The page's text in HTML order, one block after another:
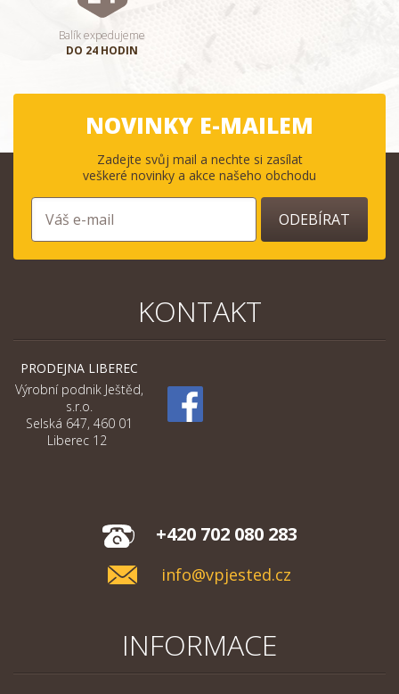
Balík expedujeme
DO 24 HODIN
NOVINKY E-MAILEM
Zadejte svůj mail a nechte si zasílat
veškeré novinky a akce našeho obchodu
ODEBÍRAT
KONTAKT
PRODEJNA LIBEREC
Výrobní podnik Ještěd,
s.r.o.
Selská 647, 460 01
Liberec 12
+420 702 080 283
info@vpjested.cz
INFORMACE